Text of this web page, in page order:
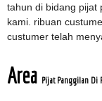
tahun di bidang pijat
kami. ribuan
custumer telah
Area Pijat Panggilan Di